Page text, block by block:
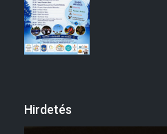
Hirdetés